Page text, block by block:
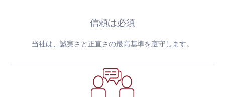
信頼は必須
当社は、誠実さと正直さの最高基準を遵守します。